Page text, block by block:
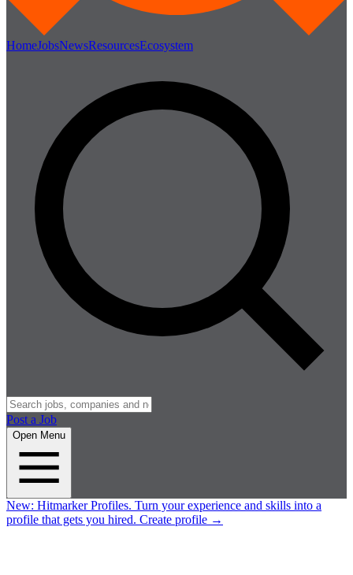
HomeJobsNewsResourcesEcosystem
Post a Job
Open Menu
New: Hitmarker Profiles. Turn your experience and skills into a
profile that gets you hired. Create profile →